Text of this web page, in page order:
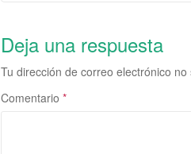
Deja una respuesta
Tu dirección de correo electrónico no
Comentario *